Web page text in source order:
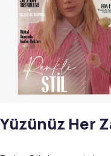
Yüzünüz Her